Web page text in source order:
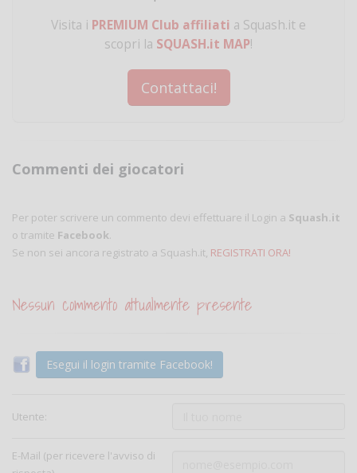
Visita i PREMIUM Club affiliati a Squash.it e
scopri la SQUASH.it MAP!
Contattaci!
Commenti dei giocatori
Per poter scrivere un commento devi effettuare il Login a Squash.it
o tramite Facebook.
Se non sei ancora registrato a Squash.it, REGISTRATI ORA!
Nessun commento attualmente presente
Esegui il login tramite Facebook!
Utente:
E-Mail (per ricevere l'avviso di